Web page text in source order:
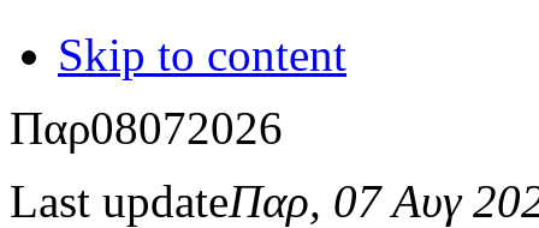
Skip to content
Παρ08072026
Last updateΠαρ, 07 Αυγ